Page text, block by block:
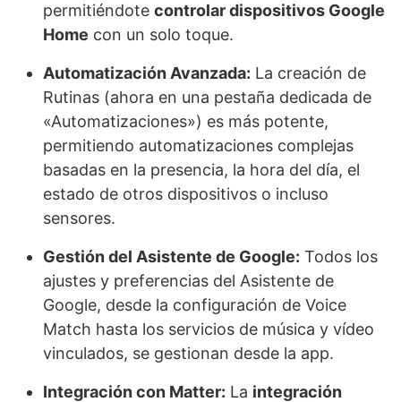
permitiéndote controlar dispositivos Google
Home con un solo toque.
Automatización Avanzada: La creación de
Rutinas (ahora en una pestaña dedicada de
«Automatizaciones») es más potente,
permitiendo automatizaciones complejas
basadas en la presencia, la hora del día, el
estado de otros dispositivos o incluso
sensores.
Gestión del Asistente de Google: Todos los
ajustes y preferencias del Asistente de
Google, desde la configuración de Voice
Match hasta los servicios de música y vídeo
vinculados, se gestionan desde la app.
Integración con Matter: La integración